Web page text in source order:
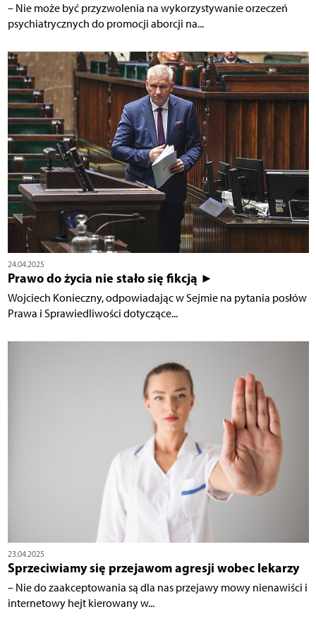
– Nie może być przyzwolenia na wykorzystywanie orzeczeń
psychiatrycznych do promocji aborcji na...
24.04.2025
Prawo do życia nie stało się fikcją ►
Wojciech Konieczny, odpowiadając w Sejmie na pytania posłów
Prawa i Sprawiedliwości dotyczące...
23.04.2025
Sprzeciwiamy się przejawom agresji wobec lekarzy
– Nie do zaakceptowania są dla nas przejawy mowy nienawiści i
internetowy hejt kierowany w...